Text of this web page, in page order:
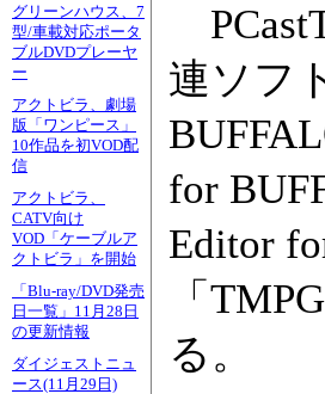
グリーンハウス、7
型/車載対応ポータ
ブルDVDプレーヤ
ー
アクトビラ、劇場
版「ワンピース」
10作品を初VOD配
信
アクトビラ、
CATV向け
VOD「ケーブルア
クトビラ」を開始
「Blu-ray/DVD発売
日一覧」11月28日
の更新情報
ダイジェストニュ
ース(11月29日)
連ソフ
for
Editor
「
る。